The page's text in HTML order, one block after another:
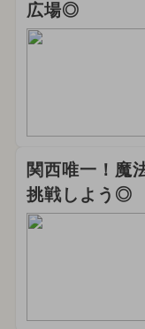
広場◎
関西唯一！魔
挑戦しよう◎